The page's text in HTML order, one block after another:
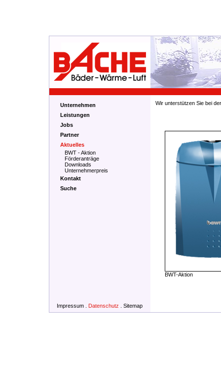
Unternehmen
Leistungen
Jobs
Partner
Aktuelles
BWT - Aktion
Förderanträge
Downloads
Unternehmerpreis
Kontakt
Suche
Wir unterstützen Sie bei
BWT-Aktion
Impressum Datenschutz Sitemap